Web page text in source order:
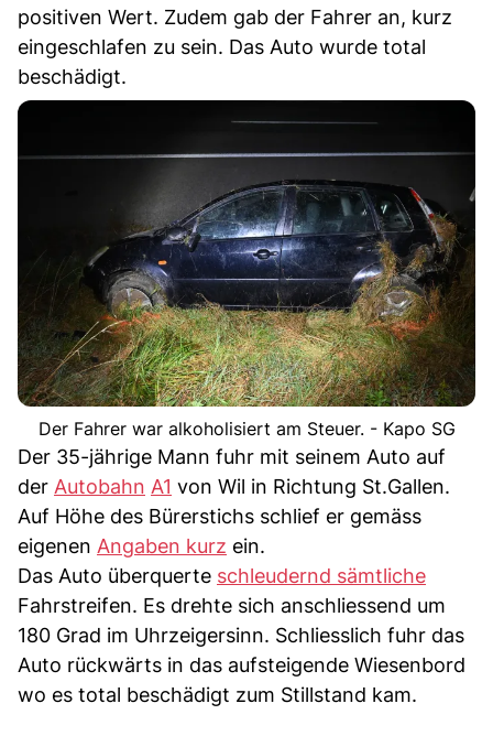
positiven Wert. Zudem gab der Fahrer an, kurz
eingeschlafen zu sein. Das Auto wurde total
beschädigt.
Der Fahrer war alkoholisiert am Steuer. - Kapo SG
Der 35-jährige Mann fuhr mit seinem Auto auf
der Autobahn A1 von Wil in Richtung St.Gallen.
Auf Höhe des Bürerstichs schlief er gemäss
eigenen Angaben kurz ein.
Das Auto überquerte schleudernd sämtliche
Fahrstreifen. Es drehte sich anschliessend um
180 Grad im Uhrzeigersinn. Schliesslich fuhr das
Auto rückwärts in das aufsteigende Wiesenbord
wo es total beschädigt zum Stillstand kam.